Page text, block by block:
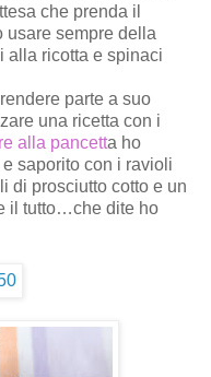
che prenda il
usare sempre della
alla ricotta e spinaci
parte a suo
una ricetta con i
alla pancetta ho
saporito con i ravioli
di prosciutto cotto e un
il tutto…che dite ho